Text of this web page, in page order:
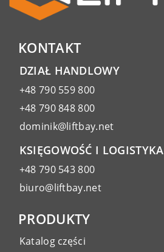
KONTAKT
DZIAŁ HANDLOWY
+48 790 559 800
+48 790 848 800
dominik@liftbay.net
KSIĘGOWOŚĆ I LOGISTYKA
+48 790 543 800
biuro@liftbay.net
PRODUKTY
Katalog części